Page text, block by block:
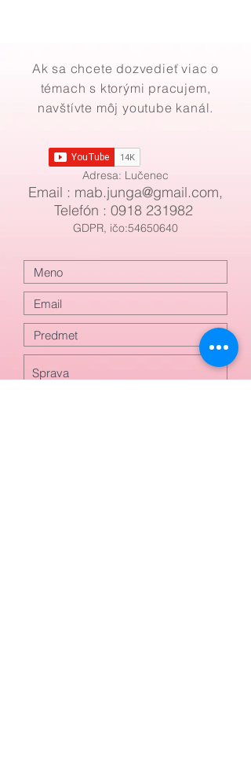
Ak sa chcete dozvedieť viac o
témach s ktorými pracujem,
navštívte môj youtube kanál.
Adresa: Lučenec
Email : mab.junga@gmail.com,
Telefón : 0918 231982
GDPR, ičo:54650640